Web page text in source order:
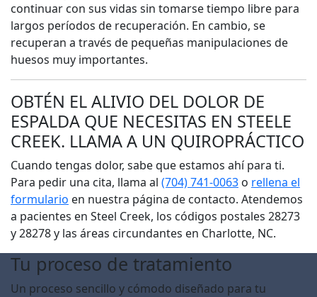
continuar con sus vidas sin tomarse tiempo libre para
largos períodos de recuperación. En cambio, se
recuperan a través de pequeñas manipulaciones de
huesos muy importantes.
OBTÉN EL ALIVIO DEL DOLOR DE
ESPALDA QUE NECESITAS EN STEELE
CREEK. LLAMA A UN QUIROPRÁCTICO
Cuando tengas dolor, sabe que estamos ahí para ti.
Para pedir una cita, llama al (704) 741-0063 o rellena el
formulario en nuestra página de contacto. Atendemos
a pacientes en Steel Creek, los códigos postales 28273
y 28278 y las áreas circundantes en Charlotte, NC.
Tu proceso de tratamiento
Un proceso sencillo y cómodo diseñado para tu